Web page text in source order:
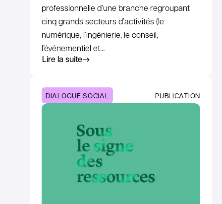
professionnelle d’une branche regroupant
cinq grands secteurs d’activités (le
numérique, l’ingénierie, le conseil,
l’événementiel et…
Lire la suite
DIALOGUE SOCIAL PUBLICATION